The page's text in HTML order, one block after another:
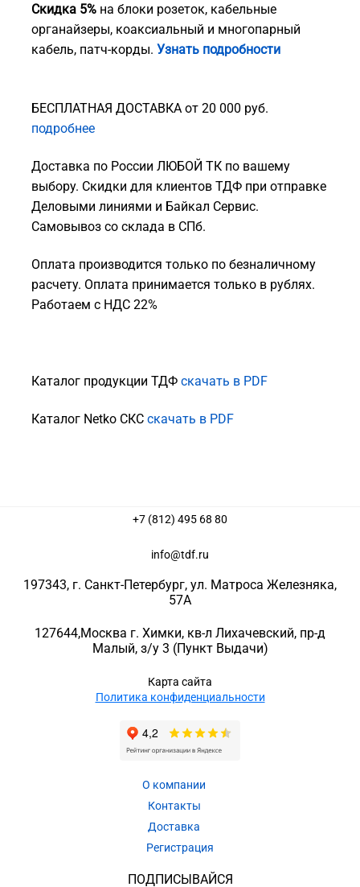
Скидка 5% на блоки розеток, кабельные
органайзеры, коаксиальный и многопарный
кабель, патч-корды. Узнать подробности
БЕСПЛАТНАЯ ДОСТАВКА от 20 000 руб.
подробнее
Доставка по России ЛЮБОЙ ТК по вашему
выбору. Скидки для клиентов ТДФ при отправке
Деловыми линиями и Байкал Сервис.
Самовывоз со склада в СПб.
Оплата производится только по безналичному
расчету. Оплата принимается только в рублях.
Работаем с НДС 22%
Каталог продукции ТДФ скачать в PDF
Каталог Netko СКС скачать в PDF
+7 (812) 495 68 80
info@tdf.ru
197343, г. Санкт-Петербург, ул. Матроса Железняка,
57A
127644,Москва г. Химки, кв-л Лихачевский, пр-д
Малый, з/у 3 (Пункт Выдачи)
Карта сайта
Политика конфиденциальности
О компании
Контакты
Доставка
Регистрация
ПОДПИСЫВАЙСЯ